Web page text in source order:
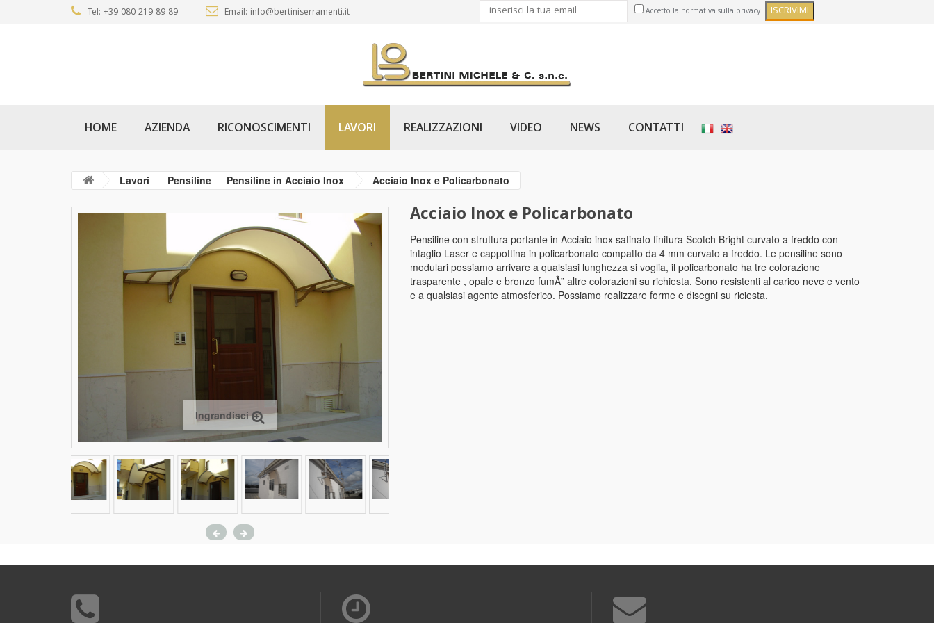
Tel: +39 080 219 89 89 Email: info@bertiniserramenti.it Accetto la normativa sulla privacy
HOME AZIENDA RICONOSCIMENTI LAVORI REALIZZAZIONI VIDEO NEWS CONTATTI
Lavori Pensiline Pensiline in Acciaio Inox Acciaio Inox e Policarbonato
Ingrandisci
Acciaio Inox e Policarbonato
Pensiline con struttura portante in Acciaio inox satinato finitura Scotch Bright curvato a freddo con
intaglio Laser e cappottina in policarbonato compatto da 4 mm curvato a freddo. Le pensiline sono
modulari possiamo arrivare a qualsiasi lunghezza si voglia, il policarbonato ha tre colorazione
trasparente , opale e bronzo fumÃ¨ altre colorazioni su richiesta. Sono resistenti al carico neve e vento
e a qualsiasi agente atmosferico. Possiamo realizzare forme e disegni su riciesta.